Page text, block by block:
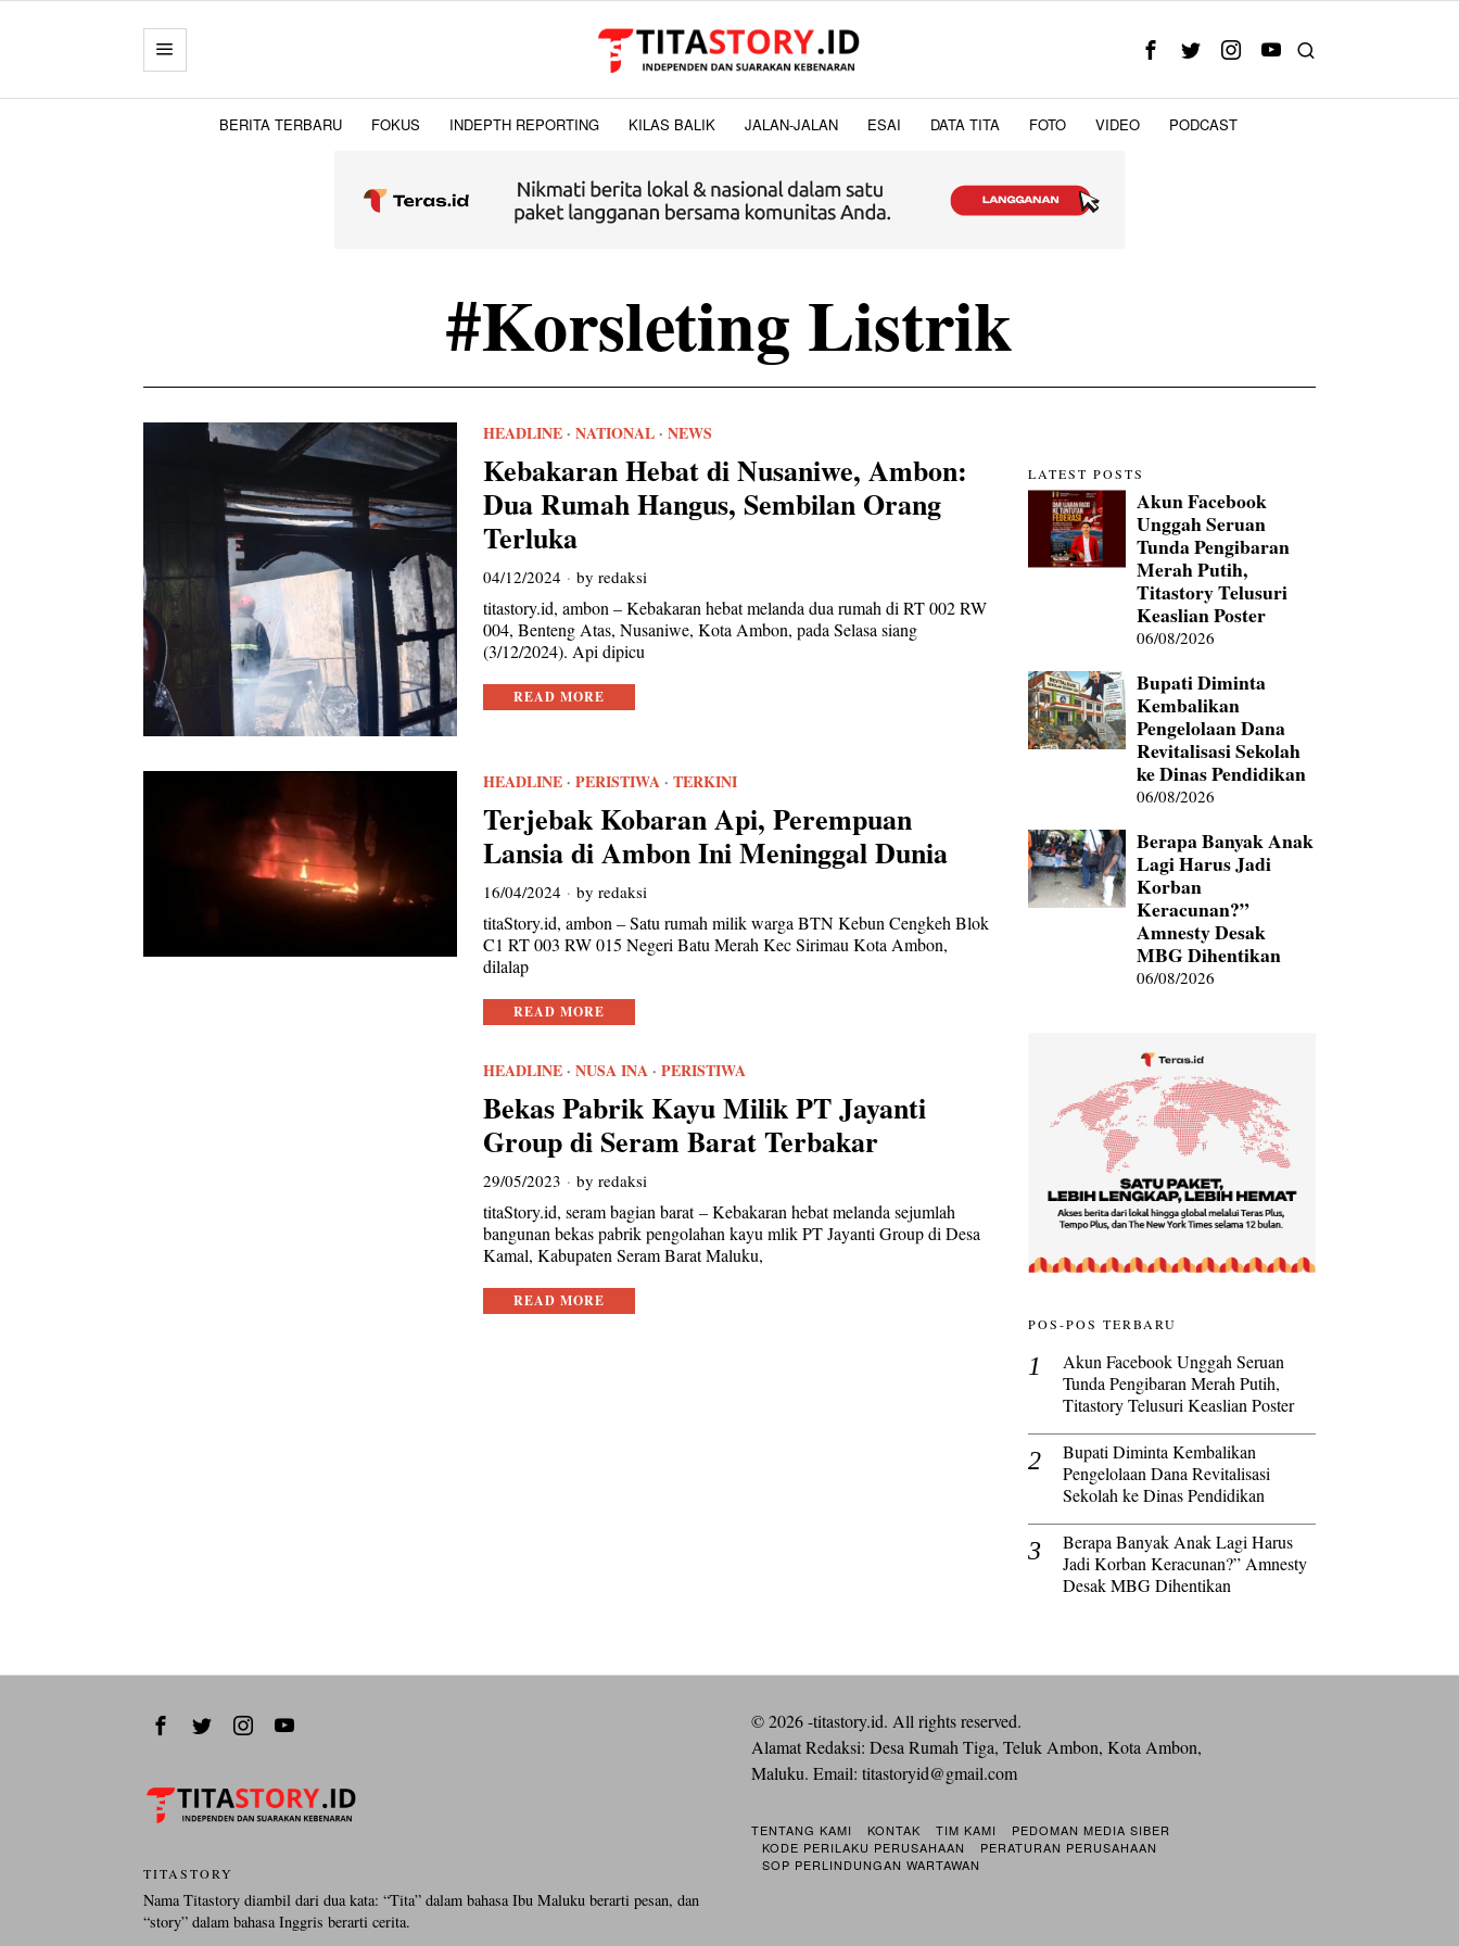
BERITA TERBARU FOKUS INDEPTH REPORTING KILAS BALIK JALAN-JALAN ESAI DATA TITA FOTO VIDEO PODCAST
#Korsleting Listrik
HEADLINE· NATIONAL· NEWS
Kebakaran Hebat di Nusaniwe, Ambon:
Dua Rumah Hangus, Sembilan Orang
Terluka
04/12/2024 byredaksi
titastory.id, ambon – Kebakaran hebat melanda dua rumah di RT 002 RW
004, Benteng Atas, Nusaniwe, Kota Ambon, pada Selasa siang
(3/12/2024). Api dipicu
READ MORE
HEADLINE· PERISTIWA· TERKINI
Terjebak Kobaran Api, Perempuan
Lansia di Ambon Ini Meninggal Dunia
16/04/2024 byredaksi
titaStory.id, ambon – Satu rumah milik warga BTN Kebun Cengkeh Blok
C1 RT 003 RW 015 Negeri Batu Merah Kec Sirimau Kota Ambon,
dilalap
READ MORE
HEADLINE· NUSA INA· PERISTIWA
Bekas Pabrik Kayu Milik PT Jayanti
Group di Seram Barat Terbakar
29/05/2023 byredaksi
titaStory.id, seram bagian barat – Kebakaran hebat melanda sejumlah
bangunan bekas pabrik pengolahan kayu mlik PT Jayanti Group di Desa
Kamal, Kabupaten Seram Barat Maluku,
READ MORE
LATEST POSTS
Akun Facebook
Unggah Seruan
Tunda Pengibaran
Merah Putih,
Titastory Telusuri
Keaslian Poster
06/08/2026
Bupati Diminta
Kembalikan
Pengelolaan Dana
Revitalisasi Sekolah
ke Dinas Pendidikan
06/08/2026
Berapa Banyak Anak
Lagi Harus Jadi
Korban
Keracunan?”
Amnesty Desak
MBG Dihentikan
06/08/2026
POS-POS TERBARU
Akun Facebook Unggah Seruan
Tunda Pengibaran Merah Putih,
Titastory Telusuri Keaslian Poster
Bupati Diminta Kembalikan
Pengelolaan Dana Revitalisasi
Sekolah ke Dinas Pendidikan
Berapa Banyak Anak Lagi Harus
Jadi Korban Keracunan?” Amnesty
Desak MBG Dihentikan
TITASTORY
Nama Titastory diambil dari dua kata: “Tita” dalam bahasa Ibu Maluku berarti pesan, dan
“story” dalam bahasa Inggris berarti cerita.
©2026-titastory.id. All rights reserved.
Alamat Redaksi: Desa Rumah Tiga, Teluk Ambon, Kota Ambon,
Maluku. Email: titastoryid@gmail.com
TENTANG KAMI KONTAK TIM KAMI
PEDOMAN MEDIA SIBER
KODE PERILAKU PERUSAHAAN
PERATURAN PERUSAHAAN
SOP PERLINDUNGAN WARTAWAN